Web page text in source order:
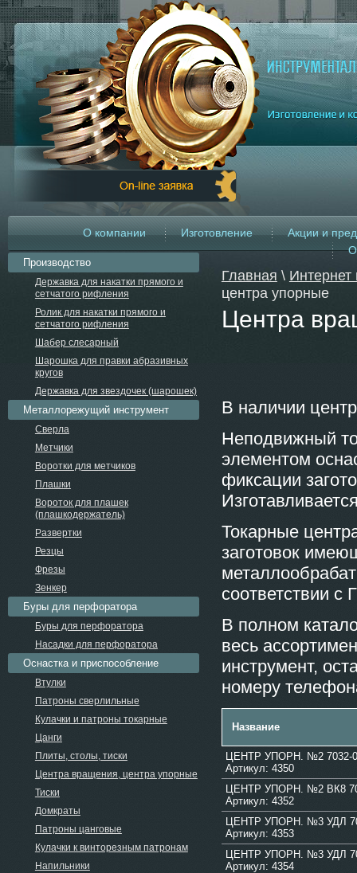
О компании Изготовление
Акции и
Главная \ Интернет
центра упорные
Центра
В наличии
Неподвижный
элементом
фиксации
Токарные
заготовок
соответствии с
В полном
весь
инструмент,
номеру
Название
ЦЕНТР УПОРН. №2 7032-
Артикул: 4350
ЦЕНТР УПОРН. №2 ВК8
Артикул: 4352
ЦЕНТР УПОРН. №3 УДЛ
Артикул: 4353
ЦЕНТР УПОРН. №3 УДЛ
Артикул: 4354
Производство
Державка для накатки прямого и
сетчатого рифления
Ролик для накатки прямого и
сетчатого рифления
Шабер слесарный
Шарошка для правки абразивных
кругов
Державка для звездочек (шарошек)
Металлорежущий инструмент
Сверла
Метчики
Воротки для метчиков
Плашки
Вороток для плашек
(плашкодержатель)
Развертки
Резцы
Фрезы
Зенкер
Буры для перфоратора
Буры для перфоратора
Насадки для перфоратора
Оснастка и приспособление
Втулки
Патроны сверлильные
Кулачки и патроны токарные
Цанги
Плиты, столы, тиски
Центра вращения, центра упорные
Тиски
Домкраты
Патроны цанговые
Кулачки к винторезным патронам
Напильники